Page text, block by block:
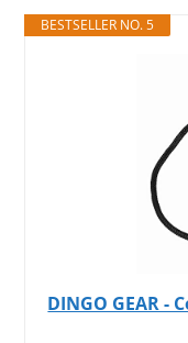
BESTSELLER NO. 5
DINGO GEAR -